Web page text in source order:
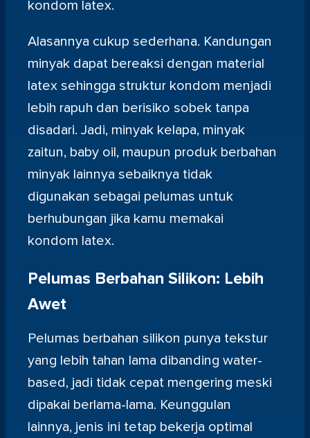
kondom latex.
Alasannya cukup sederhana. Kandungan
minyak dapat bereaksi dengan material
latex sehingga struktur kondom menjadi
lebih rapuh dan berisiko sobek tanpa
disadari. Jadi, minyak kelapa, minyak
zaitun, baby oil, maupun produk berbahan
minyak lainnya sebaiknya tidak
digunakan sebagai pelumas untuk
berhubungan jika kamu memakai
kondom latex.
Pelumas Berbahan Silikon: Lebih
Awet
Pelumas berbahan silikon punya tekstur
yang lebih tahan lama dibanding water-
based, jadi tidak cepat mengering meski
dipakai berlama-lama. Keunggulan
lainnya, jenis ini tetap bekerja optimal